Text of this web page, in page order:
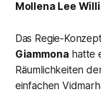
Mollena Lee
Das Regie-
Giammona hatte
Räumlichkeiten
einfachen